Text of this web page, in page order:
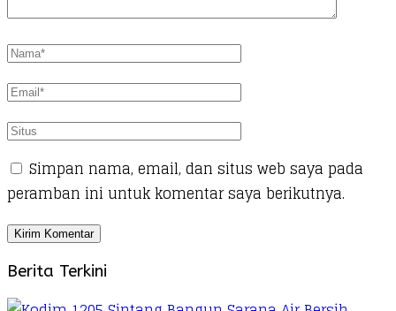
Simpan nama, email, dan situs web saya pada
peramban ini untuk komentar saya berikutnya.
Berita Terkini